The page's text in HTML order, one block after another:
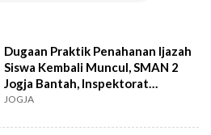
Dugaan Praktik Penahanan Ijazah
Siswa Kembali Muncul, SMAN 2
Jogja Bantah, Inspektorat
Investigasi
JOGJA